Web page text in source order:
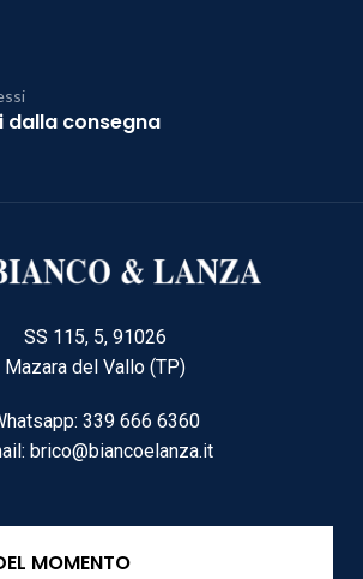
dalla consegna
SS 115, 5, 91026
Mazara del Vallo (TP)
339 666 6360
brico@biancoelanza.it
MOMENTO